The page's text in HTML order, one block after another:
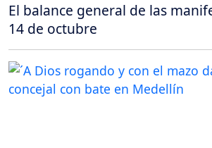
El balance general de las
14 de octubre